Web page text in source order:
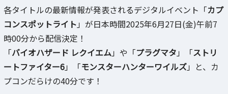
各タイトルの最新情報が発表されるデジタルイベント「カプ
コンスポットライト 」が日本時間2025年6月27日(金)午前7
時00分から配信決定！
「バイオハザード レクイエム」や「プラグマタ 」「ストリ
ートファイター6」「モンスターハンターワイルズ」と、カ
プコンだらけの40分です！